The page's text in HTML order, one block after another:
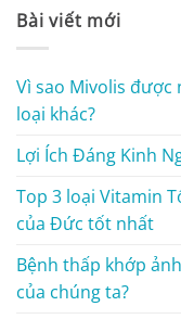
Bài viết mới
Vì sao Mivolis được
loại khác?
Lợi Ích Đáng Kinh
Top 3 loại Vitamin
của Đức tốt nhất
Bệnh thấp khớp
của chúng ta?